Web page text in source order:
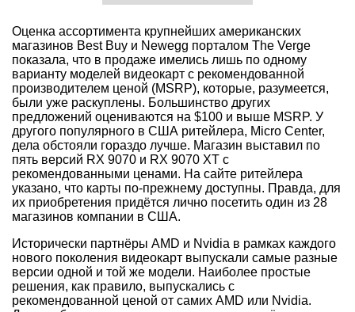
Оценка ассортимента крупнейших американских
магазинов Best Buy и Newegg порталом The Verge
показала, что в продаже имелись лишь по одному
варианту моделей видеокарт с рекомендованной
производителем ценой (MSRP), которые, разумеется,
были уже раскуплены. Большинство других
предложений оцениваются на $100 и выше MSRP. У
другого популярного в США ритейлера, Micro Center,
дела обстояли гораздо лучше. Магазин выставил по
пять версий RX 9070 и RX 9070 XT с
рекомендованными ценами. На сайте ритейлера
указано, что карты по-прежнему доступны. Правда, для
их приобретения придётся лично посетить один из 28
магазинов компании в США.
Исторически партнёры AMD и Nvidia в рамках каждого
нового поколения видеокарт выпускали самые разные
версии одной и той же модели. Наиболее простые
решения, как правило, выпускались с
рекомендованной ценой от самих AMD или Nvidia.